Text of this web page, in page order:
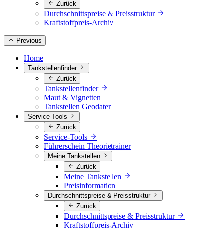
Zurück
Durchschnittspreise & Preisstruktur
Kraftstoffpreis-Archiv
Previous
Home
Tankstellenfinder
Zurück
Tankstellenfinder
Maut & Vignetten
Tankstellen Geodaten
Service-Tools
Zurück
Service-Tools
Führerschein Theorietrainer
Meine Tankstellen
Zurück
Meine Tankstellen
Preisinformation
Durchschnittspreise & Preisstruktur
Zurück
Durchschnittspreise & Preisstruktur
Kraftstoffpreis-Archiv